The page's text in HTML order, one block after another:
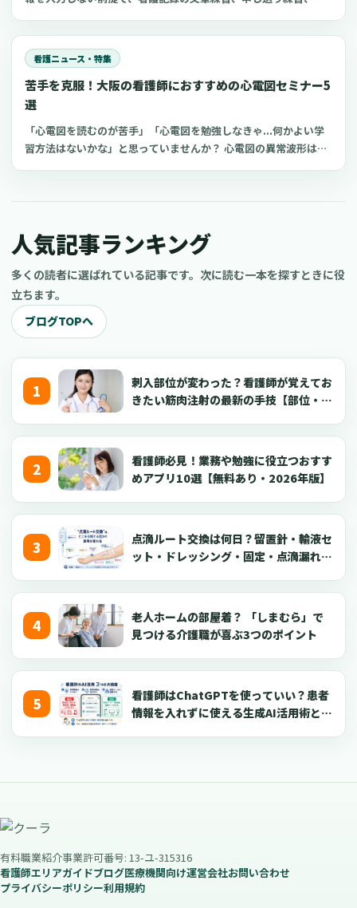
看護ニュース・特集
苦手を克服！大阪の看護師におすすめの心電図セミナー5
選
「心電図を読むのが苦手」「心電図を勉強しなきゃ...何かよい学
習方法はないかな」と思っていませんか？ 心電図の異常波形は緊
臓の傾きなどによっても異なり、疾患と結びつけて考えるのが難
大阪で受けられる看護師におすすめの心電図セミナーをご紹介し
ます。
人気記事ランキング
多くの読者に選ばれている記事です。次に読む一本を探すときに役
立ちます。
ブログTOPへ
刺入部位が変わった？看護師が覚えてお
きたい筋肉注射の最新の手技【部位・
看護師必見！業務や勉強に役立つおすす
めアプリ10選【無料あり・2026年版】
点滴ルート交換は何日？留置針・輸液セ
ット・ドレッシング・固定・点滴漏れ対
老人ホームの部屋着？ 「しまむら」で
見つける介護職が喜ぶ3つのポイント
看護師はChatGPTを使っていい？患者
情報を入れずに使える生成AI活用術とプ
有料職業紹介事業許可番号: 13-ユ-315316
看護師エリアガイドブログ医療機関向け運営会社お問い合わせ
プライバシーポリシー利用規約